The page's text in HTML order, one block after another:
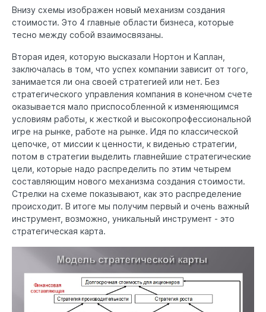
Внизу схемы изображен новый механизм создания
стоимости. Это 4 главные области бизнеса, которые
тесно между собой взаимосвязаны.
Вторая идея, которую высказали Нортон и Каплан,
заключалась в том, что успех компании зависит от того,
занимается ли она своей стратегией или нет. Без
стратегического управления компания в конечном счете
оказывается мало приспособленной к изменяющимся
условиям работы, к жесткой и высокопрофессиональной
игре на рынке, работе на рынке. Идя по классической
цепочке, от миссии к ценности, к виденью стратегии,
потом в стратегии выделить главнейшие стратегические
цели, которые надо распределить по этим четырем
составляющим нового механизма создания стоимости.
Стрелки на схеме показывают, как это распределение
происходит. В итоге мы получим первый и очень важный
инструмент, возможно, уникальный инструмент - это
стратегическая карта.